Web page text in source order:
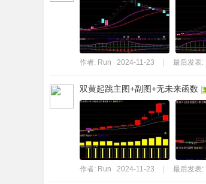
作者: Run 2024-11-23 最后发表:
双黄起跳主图+副图+无未来函数
作者: Run 2024-11-23 最后发表: